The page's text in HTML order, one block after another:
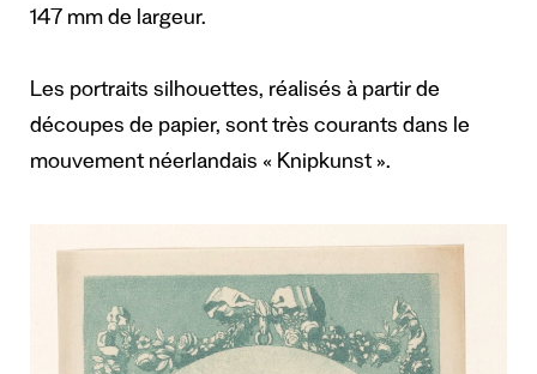
147 mm de largeur.
Les portraits silhouettes, réalisés à partir de
découpes de papier, sont très courants dans le
mouvement néerlandais « Knipkunst ».